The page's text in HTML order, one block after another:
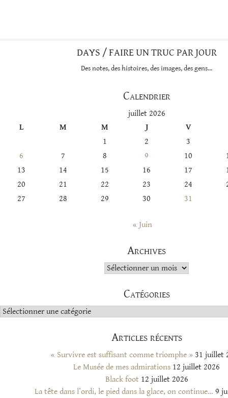
DAYS / FAIRE UN TRUC PAR JOUR
Des notes, des histoires, des images, des gens…
Calendrier
juillet 2026
L
M M J
V
1
2
3
6
7 8 9 10
13
14 15 16 17
20
21 22 23 24
27
28 29 30 31
« Juin
Archives
Archives
Catégories
Catégories
Articles récents
« Survivre est suffisant comme triomphe » 31 juillet
Le Musée de mes admirations 12 juillet 2026
Black foot 12 juillet 2026
La tête dans l’ordi, le pied dans la glace, on continue… 9